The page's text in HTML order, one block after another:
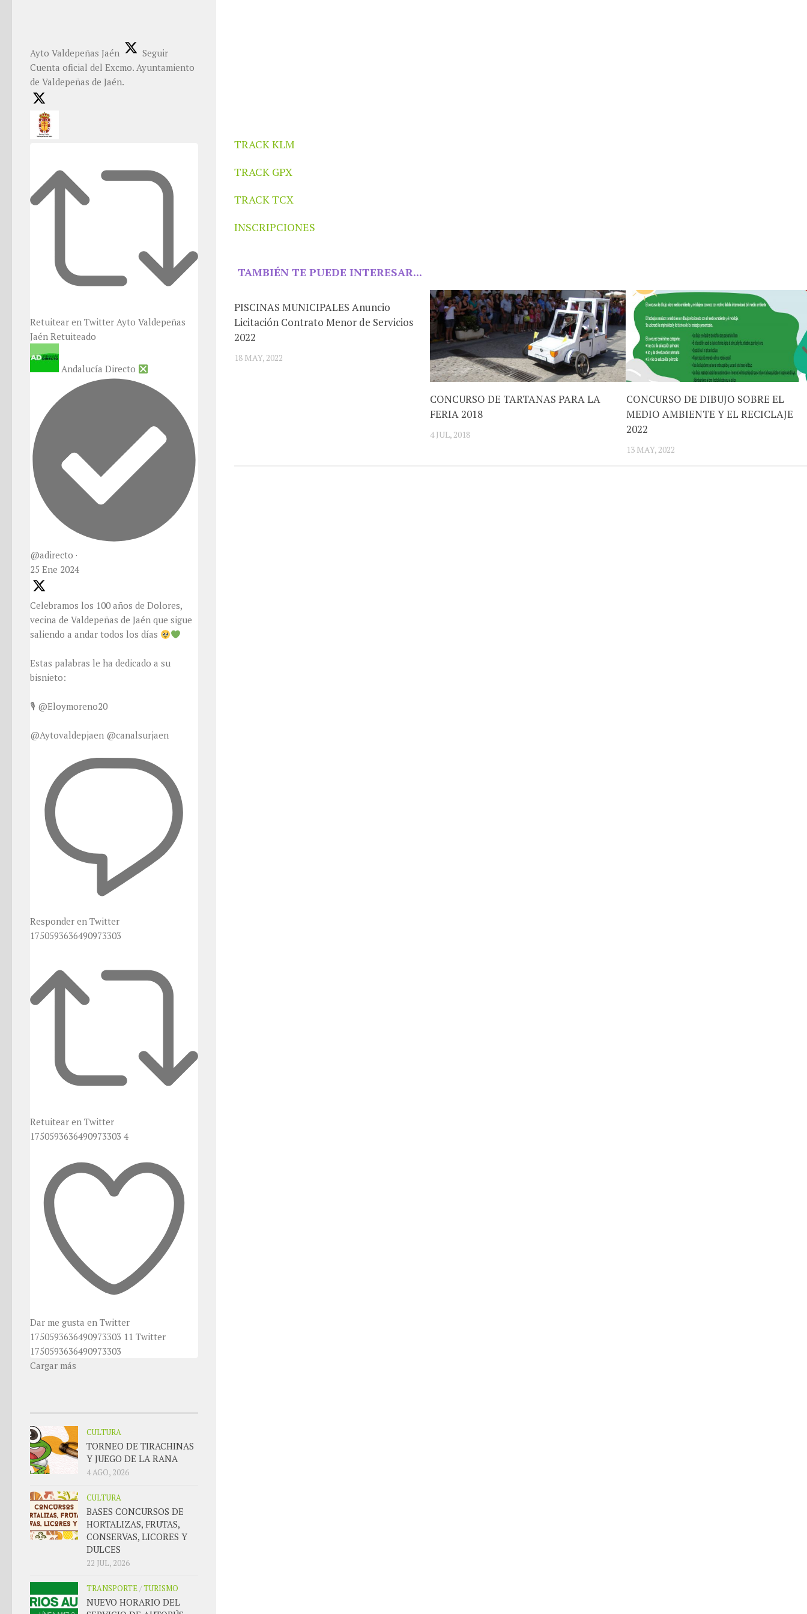
TRACK KLM
TRACK GPX
TRACK TCX
INSCRIPCIONES
TAMBIÉN TE PUEDE INTERESAR...
PISCINAS MUNICIPALES Anuncio
Licitación Contrato Menor de Servicios
2022
18 MAY, 2022
CONCURSO DE TARTANAS PARA LA
FERIA 2018
4 JUL, 2018
CONCURSO DE DIBUJO SOBRE EL
MEDIO AMBIENTE Y EL RECICLAJE
2022
13 MAY, 2022
Ayto Valdepeñas Jaén
Seguir
Cuenta oficial del Excmo. Ayuntamiento
de Valdepeñas de Jaén.
Retuitear en Twitter Ayto Valdepeñas
Jaén Retuiteado
Andalucía Directo
@adirecto ·
25 Ene 2024
Celebramos los 100 años de Dolores,
vecina de Valdepeñas de Jaén que sigue
saliendo a andar todos los días
Estas palabras le ha dedicado a su
bisnieto:
🎙 @Eloymoreno20
@Aytovaldepjaen @canalsurjaen
Responder en Twitter
1750593636490973303
Retuitear en Twitter
1750593636490973303 4
Dar me gusta en Twitter
1750593636490973303 11 Twitter
1750593636490973303
Cargar más
CULTURA
TORNEO DE TIRACHINAS
Y JUEGO DE LA RANA
4 AGO, 2026
CULTURA
BASES CONCURSOS DE
HORTALIZAS, FRUTAS,
CONSERVAS, LICORES Y
DULCES
22 JUL, 2026
TRANSPORTE/TURISMO
NUEVO HORARIO DEL